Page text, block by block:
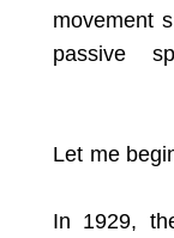
movement
passive
Let me
In 1929,